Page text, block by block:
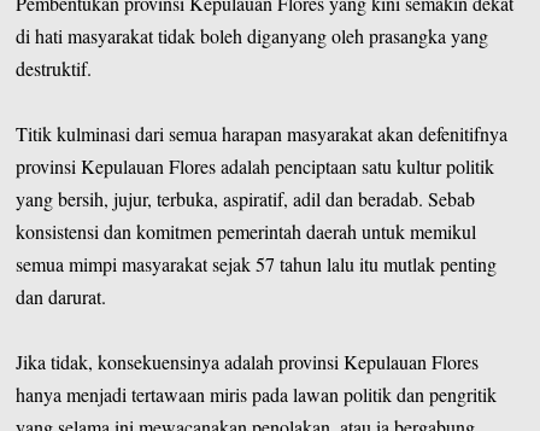
di hati masyarakat tidak boleh diganyang oleh prasangka yang
destruktif.
Titik kulminasi dari semua harapan masyarakat akan defenitifnya
provinsi Kepulauan Flores adalah penciptaan satu kultur politik
yang bersih, jujur, terbuka, aspiratif, adil dan beradab. Sebab
konsistensi dan komitmen pemerintah daerah untuk memikul
semua mimpi masyarakat sejak 57 tahun lalu itu mutlak penting
dan darurat.
Jika tidak, konsekuensinya adalah provinsi Kepulauan Flores
hanya menjadi tertawaan miris pada lawan politik dan pengritik